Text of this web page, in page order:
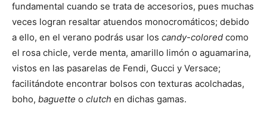
fundamental cuando se trata de accesorios, pues muchas
veces logran resaltar atuendos monocromáticos; debido
a ello, en el verano podrás usar los candy-colored como
el rosa chicle, verde menta, amarillo limón o aguamarina,
vistos en las pasarelas de Fendi, Gucci y Versace;
facilitándote encontrar bolsos con texturas acolchadas,
boho, baguette o clutch en dichas gamas.